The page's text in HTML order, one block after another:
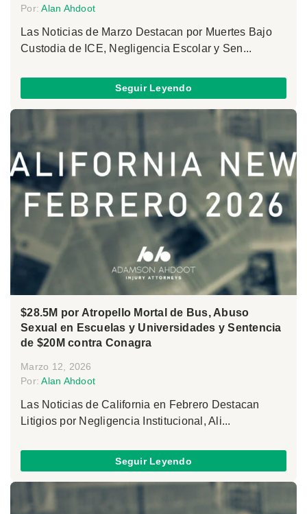
Por:Alan Ahdoot
Las Noticias de Marzo Destacan por Muertes Bajo
Custodia de ICE, Negligencia Escolar y Sen...
Seguir Leyendo
$28.5M por Atropello Mortal de Bus, Abuso
Sexual en Escuelas y Universidades y Sentencia
de $20M contra Conagra
Marzo 12, 2026
Por:Alan Ahdoot
Las Noticias de California en Febrero Destacan
Litigios por Negligencia Institucional, Ali...
Seguir Leyendo